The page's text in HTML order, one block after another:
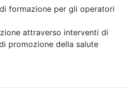
formazione per gli operatori
attraverso interventi di
promozione della salute